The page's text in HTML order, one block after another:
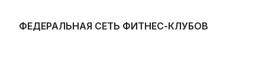
ФЕДЕРАЛЬНАЯ СЕТЬ ФИТНЕС-КЛУБОВ